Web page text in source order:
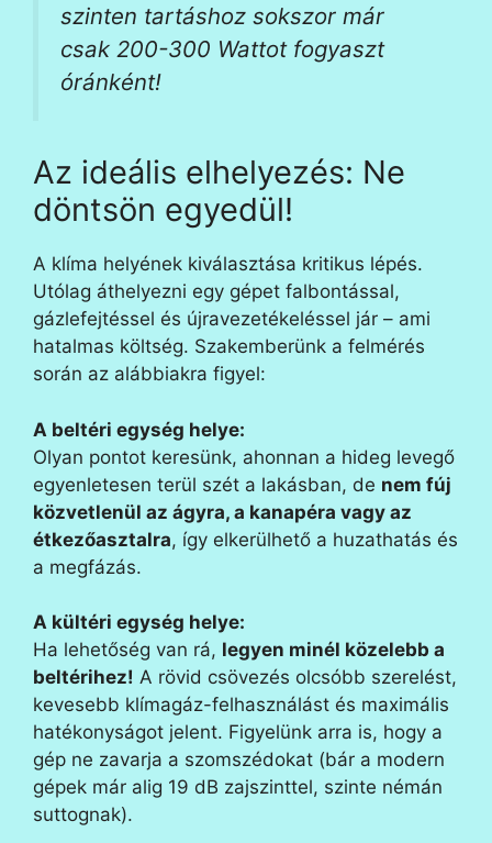
szinten tartáshoz sokszor már
csak 200-300 Wattot fogyaszt
óránként!
Az ideális elhelyezés: Ne
döntsön egyedül!
A klíma helyének kiválasztása kritikus lépés.
Utólag áthelyezni egy gépet falbontással,
gázlefejtéssel és újravezetékeléssel jár – ami
hatalmas költség. Szakemberünk a felmérés
során az alábbiakra figyel:
A beltéri egység helye:
Olyan pontot keresünk, ahonnan a hideg levegő
egyenletesen terül szét a lakásban, de nem fúj
közvetlenül az ágyra, a kanapéra vagy az
étkezőasztalra, így elkerülhető a huzathatás és
a megfázás.
A kültéri egység helye:
Ha lehetőség van rá, legyen minél közelebb a
beltérihez! A rövid csövezés olcsóbb szerelést,
kevesebb klímagáz-felhasználást és maximális
hatékonyságot jelent. Figyelünk arra is, hogy a
gép ne zavarja a szomszédokat (bár a modern
gépek már alig 19 dB zajszinttel, szinte némán
suttognak).